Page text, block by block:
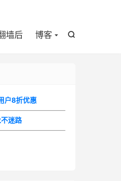

墙后 博客
户8折优惠
迷路